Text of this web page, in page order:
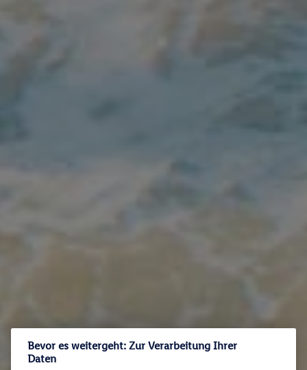
Bevor es weitergeht: Zur Verarbeitung Ihrer
Daten